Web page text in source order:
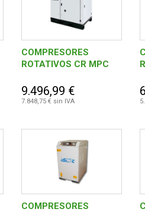
COMPRESORES
ROTATIVOS CR MPC
9.496,99 €
7.848,75 € sin IVA
COMPRESORES